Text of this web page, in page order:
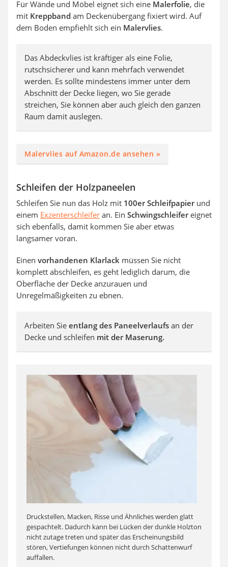
Für Wände und Möbel eignet sich eine Malerfolie, die
mit Kreppband am Deckenübergang fixiert wird. Auf
dem Boden empfiehlt sich ein Malervlies.
Das Abdeckvlies ist kräftiger als eine Folie,
rutschsicherer und kann mehrfach verwendet
werden. Es sollte mindestens immer unter dem
Abschnitt der Decke liegen, wo Sie gerade
streichen, Sie können aber auch gleich den ganzen
Raum damit auslegen.
Malervlies auf Amazon.de ansehen »
Schleifen der Holzpaneelen
Schleifen Sie nun das Holz mit 100er Schleifpapierund
einem Exzenterschleifer an. Ein Schwingschleifereignet
sich ebenfalls, damit kommen Sie aber etwas
langsamer voran.
Einen vorhandenen Klarlack müssen Sie nicht
komplett abschleifen, es geht lediglich darum, die
Oberfläche der Decke anzurauen und
Unregelmäßigkeiten zu ebnen.
Arbeiten Sie entlang des Paneelverlaufs an der
Decke und schleifen mit der Maserung.
Druckstellen, Macken, Risse und Ähnliches werden glatt
gespachtelt. Dadurch kann bei Lücken der dunkle Holzton
nicht zutage treten und später das Erscheinungsbild
stören, Vertiefungen können nicht durch Schattenwurf
auffallen.